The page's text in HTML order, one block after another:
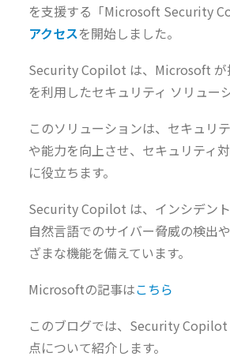
を支援する「Microsoft Security
アクセスを開始しました。
Security Copilot は、Microsoft が
を利用したセキュリティ ソリュー
このソリューションは、セキュリ
や能力を向上させ、セキュリティ
に役立ちます。
Security Copilot は、インシデント
自然言語でのサイバー脅威の検出
ざまな機能を備えています。
Microsoftの記事はこちら
このブログでは、Security Copilot
点について紹介します。